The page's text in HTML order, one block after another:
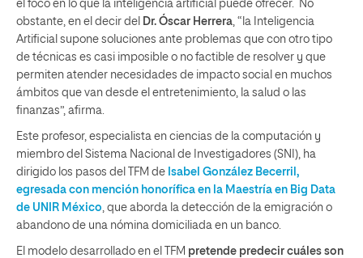
el foco en lo que la inteligencia artificial puede ofrecer. No
obstante, en el decir del Dr. Óscar Herrera , “la Inteligencia
Artificial supone soluciones ante problemas que con otro tipo
de técnicas es casi imposible o no factible de resolver y que
permiten atender necesidades de impacto social en muchos
ámbitos que van desde el entretenimiento, la salud o las
finanzas”, afirma.
Este profesor, especialista en ciencias de la computación y
miembro del Sistema Nacional de Investigadores (SNI), ha
dirigido los pasos del TFM de Isabel González Becerril,
egresada con mención honorífica en la Maestría en Big Data
de UNIR México , que aborda la detección de la emigración o
abandono de una nómina domiciliada en un banco.
El modelo desarrollado en el TFM pretende predecir cuáles son